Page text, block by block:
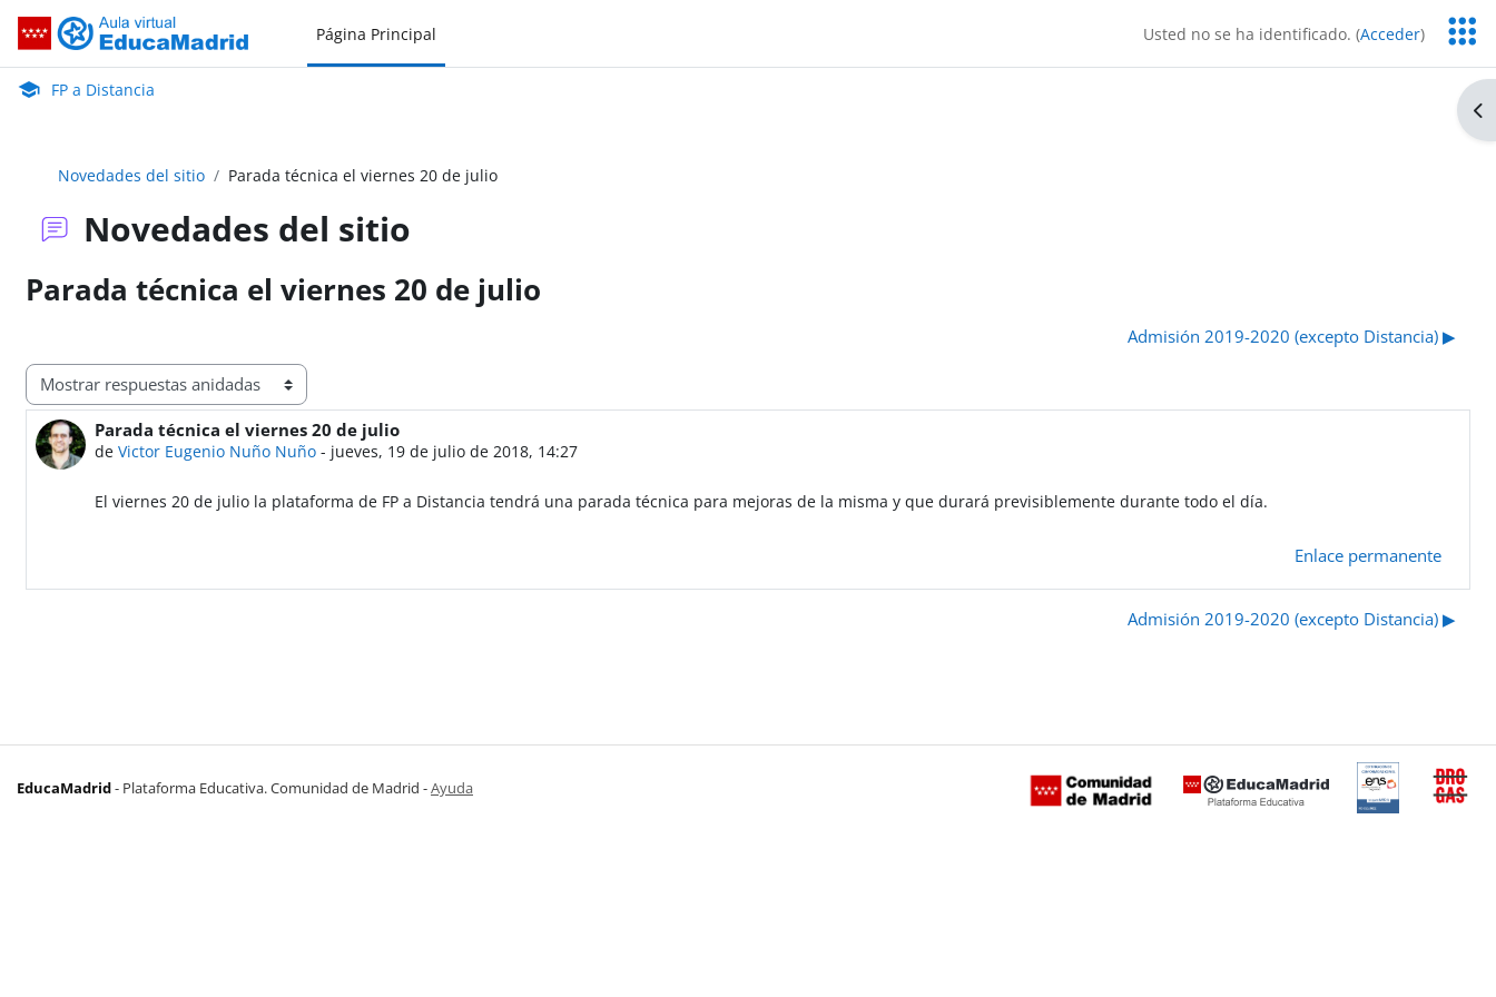
FP a Distancia Página Principal Usted no se ha identificado. (Acceder)
Aula Virtual de EducaMadrid:
FP a Distancia
Novedades del sitio Parada técnica el viernes 20 de julio
Novedades del sitio
Parada técnica el viernes 20 de julio
Admisión 2019-2020 (excepto Distancia) ▶︎
Mostrar modo
Parada técnica el viernes 20 de julio
de Victor Eugenio Nuño Nuño - jueves, 19 de julio de 2018, 14:27
Número de respuestas: 0
El viernes 20 de julio la plataforma de FP a Distancia tendrá una parada técnica para mejoras de la misma y que durará previsiblemente durante todo el día.
Enlace permanente
Admisión 2019-2020 (excepto Distancia) ▶︎
EducaMadrid- Plataforma Educativa. Comunidad de Madrid -Ayuda CertificaciónBuzón